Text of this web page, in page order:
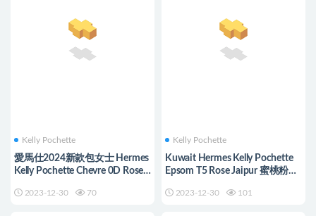
Kelly Pochette
愛馬仕2024新款包女士 Hermes
Kelly Pochette Chevre 0D Rose
2023-12-30 70
Kelly Pochette
Kuwait Hermes Kelly Pochette
Epsom T5 Rose Jaipur 蜜桃粉
2023-12-30 101